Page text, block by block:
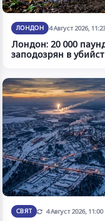
ЛОНДОН 4 Август 2026,
Лондон: 20 000
заподозрян в
СВЯТ Обновена
4 Август 2026, 11:00